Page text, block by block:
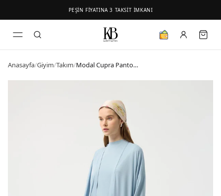
PEŞİN FİYATINA 3 TAKSİT İMKANI
Anasayfa/Giyim/Takım/ Modal Cupra Pantolon Bluz Abaya Takım Mavi